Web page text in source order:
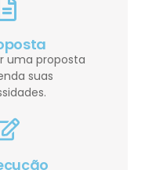
uma proposta
suas